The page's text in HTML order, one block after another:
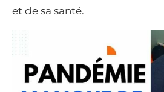
et de sa santé.